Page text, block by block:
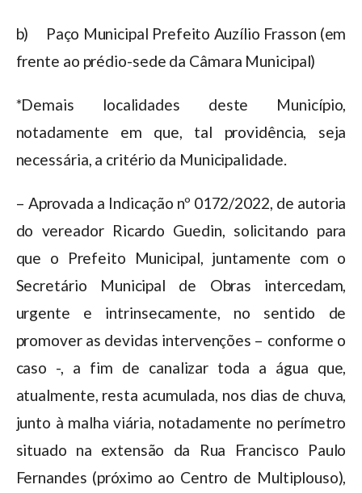
b) Paço Municipal Prefeito Auzílio Frasson (em
frente ao prédio-sede da Câmara Municipal)
*Demais localidades deste Município,
notadamente em que, tal providência, seja
necessária, a critério da Municipalidade.
– Aprovada a Indicação nº 0172/2022, de autoria
do vereador Ricardo Guedin, solicitando para
que o Prefeito Municipal, juntamente com o
Secretário Municipal de Obras intercedam,
urgente e intrinsecamente, no sentido de
promover as devidas intervenções – conforme o
caso -, a fim de canalizar toda a água que,
atualmente, resta acumulada, nos dias de chuva,
junto à malha viária, notadamente no perímetro
situado na extensão da Rua Francisco Paulo
Fernandes (próximo ao Centro de Multiplouso),